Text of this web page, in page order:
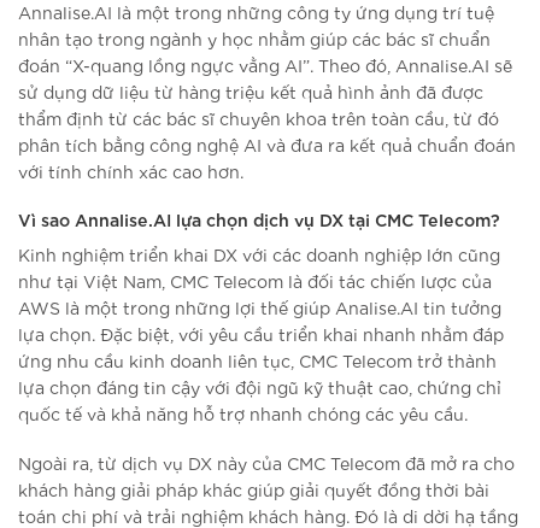
Annalise.AI là một trong những công ty ứng dụng trí tuệ
nhân tạo trong ngành y học nhằm giúp các bác sĩ chuẩn
đoán “X-quang lồng ngực vằng AI”. Theo đó, Annalise.AI sẽ
sử dụng dữ liệu từ hàng triệu kết quả hình ảnh đã được
thẩm định từ các bác sĩ chuyên khoa trên toàn cầu, từ đó
phân tích bằng công nghệ AI và đưa ra kết quả chuẩn đoán
với tính chính xác cao hơn.
Vì sao Annalise.AI lựa chọn dịch vụ DX tại CMC Telecom?
Kinh nghiệm triển khai DX với các doanh nghiệp lớn cũng
như tại Việt Nam, CMC Telecom là đối tác chiến lược của
AWS là một trong những lợi thế giúp Analise.AI tin tưởng
lựa chọn. Đặc biệt, với yêu cầu triển khai nhanh nhằm đáp
ứng nhu cầu kinh doanh liên tục, CMC Telecom trở thành
lựa chọn đáng tin cậy với đội ngũ kỹ thuật cao, chứng chỉ
quốc tế và khả năng hỗ trợ nhanh chóng các yêu cầu.
Ngoài ra, từ dịch vụ DX này của CMC Telecom đã mở ra cho
khách hàng giải pháp khác giúp giải quyết đồng thời bài
toán chi phí và trải nghiệm khách hàng. Đó là di dời hạ tầng